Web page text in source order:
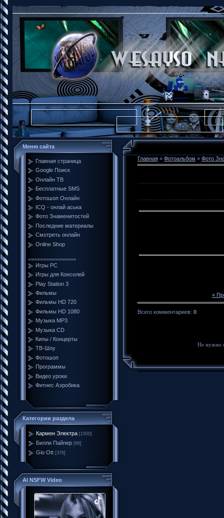
Меню сайта
Главная страница
Google Поиск
Онлайн ТВ
Бесплатные SMS
Фотошоп Онлайн
ICQ - онлай аська
Фото Знаменитостей
Последние материалы
Смотреть онлайн
Online Shop
================
Игры PC
Игры для Консолей
Play Station 3
Фильмы
Фильмы HD 720
Фильмы HD 1080
Музыка MP3
Музыка CD
Кипы / Концерты
ТВ-Шоу
Фотошоп
Программы
Видео уроки
Фитнес Аэробика
Категории раздела
Кармен Электра [1500]
Билли Пайпер [66]
Gio Ott [376]
AI NSFW Video
Главная » Фотоальбом » Фото
«
Всего комментариев: 0
Не нужно